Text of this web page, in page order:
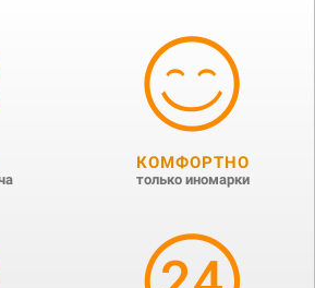
КОМФОРТНО
только иномарки